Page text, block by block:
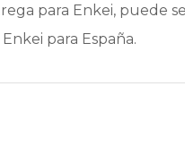
para Enkei, puede
para España.